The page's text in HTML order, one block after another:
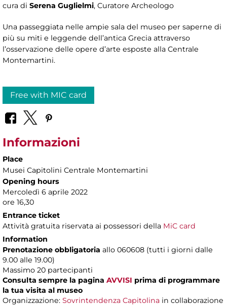
cura di Serena Guglielmi, Curatore Archeologo
Una passeggiata nelle ampie sala del museo per saperne di
più su miti e leggende dell’antica Grecia attraverso
l’osservazione delle opere d’arte esposte alla Centrale
Montemartini.
Free with MIC card
Informazioni
Place
Musei Capitolini Centrale Montemartini
Opening hours
Mercoledì 6 aprile 2022
ore 16,30
Entrance ticket
Attività gratuita riservata ai possessori della MiC card
Information
Prenotazione obbligatoria allo 060608 (tutti i giorni dalle
9.00 alle 19.00)
Massimo 20 partecipanti
Consulta sempre la pagina AVVISI prima di programmare
la tua visita al museo
Organizzazione: Sovrintendenza Capitolina in collaborazione